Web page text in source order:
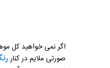
اگر نمی خواهید کل
صورتی ملایم در کنار